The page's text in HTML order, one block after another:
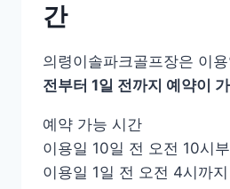
간
의령이솔파크골프장은 이
전부터 1일 전까지 예약이
예약 가능 시간
이용일 10일 전 오전 10시
이용일 1일 전 오전 4시까지